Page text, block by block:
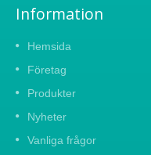
Information
Hemsida
Företag
Produkter
Nyheter
Vanliga frågor